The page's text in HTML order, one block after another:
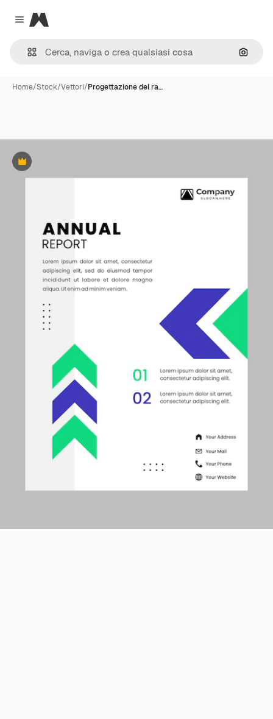
Close menu
Magnific
Cerca
Home/Stock/Vettori/Progettazione del ra…
Premium